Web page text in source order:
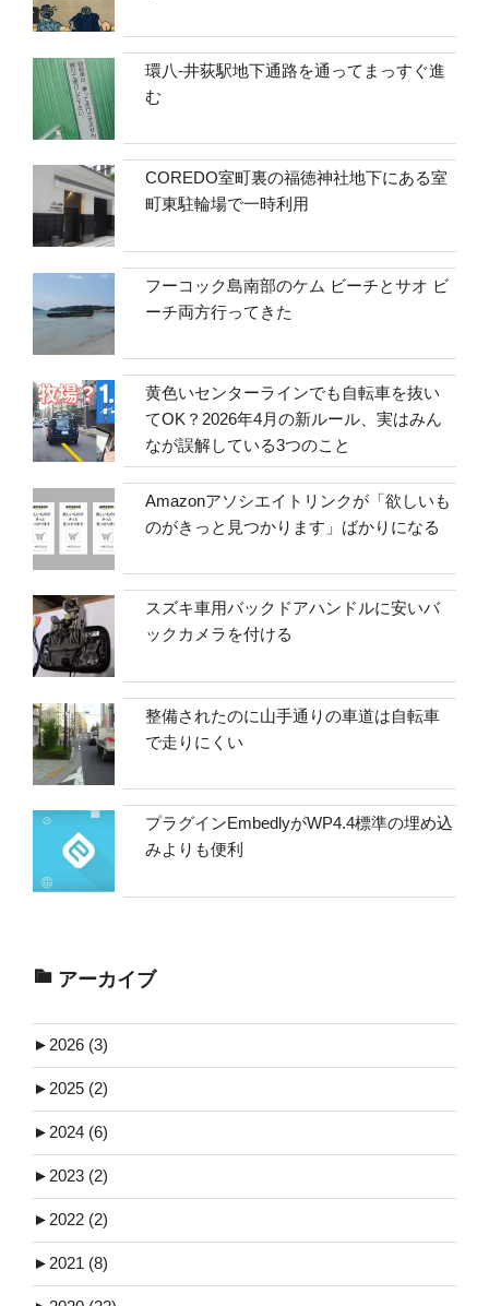
環八-井荻駅地下通路を通ってまっすぐ進
む
COREDO室町裏の福徳神社地下にある室
町東駐輪場で一時利用
フーコック島南部のケム ビーチとサオ ビ
ーチ両方行ってきた
黄色いセンターラインでも自転車を抜い
てOK？2026年4月の新ルール、実はみん
なが誤解している3つのこと
Amazonアソシエイトリンクが「欲しいも
のがきっと見つかります」ばかりになる
スズキ車用バックドアハンドルに安いバ
ックカメラを付ける
整備されたのに山手通りの車道は自転車
で走りにくい
プラグインEmbedlyがWP4.4標準の埋め込
みよりも便利
アーカイブ
► 2026 (3)
► 2025 (2)
► 2024 (6)
► 2023 (2)
► 2022 (2)
► 2021 (8)